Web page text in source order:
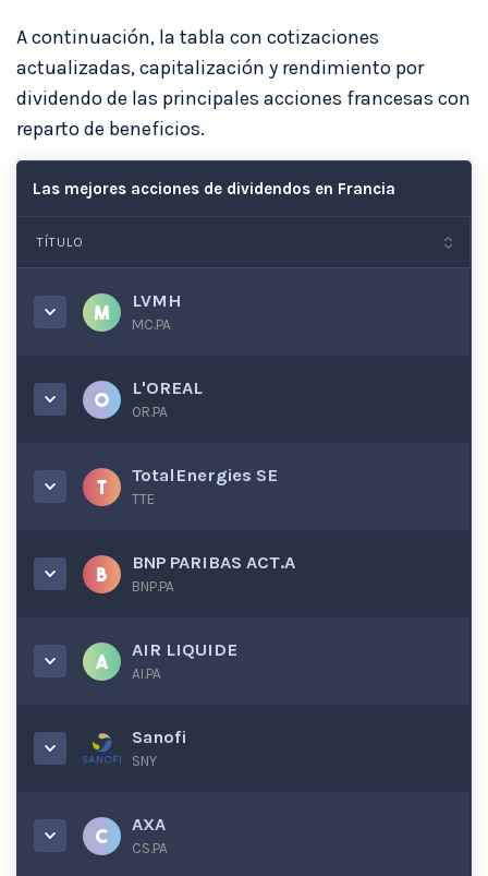
A continuación, la tabla con cotizaciones
actualizadas, capitalización y rendimiento por
dividendo de las principales acciones francesas con
reparto de beneficios.
Las mejores acciones de dividendos en Francia
TÍTULO
LVMH
MC.PA
L'OREAL
OR.PA
TotalEnergies SE
TTE
BNP PARIBAS ACT.A
BNP.PA
AIR LIQUIDE
AI.PA
Sanofi
SNY
AXA
CS.PA